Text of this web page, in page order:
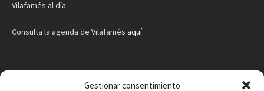
Gestionar consentimiento
Vilafamés al día
Consulta la agenda de Vilafamés aquí